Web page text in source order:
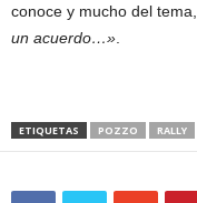
conoce y mucho del tema,
un acuerdo…»
ETIQUETAS POZZO RALLY